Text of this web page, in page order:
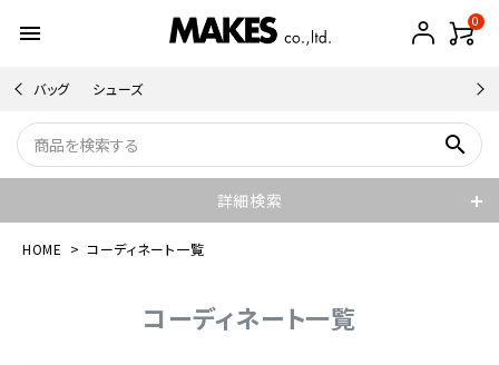
menu 0
バッグ シューズ
search
詳細検索
HOME コーディネート一覧
コーディネート一覧